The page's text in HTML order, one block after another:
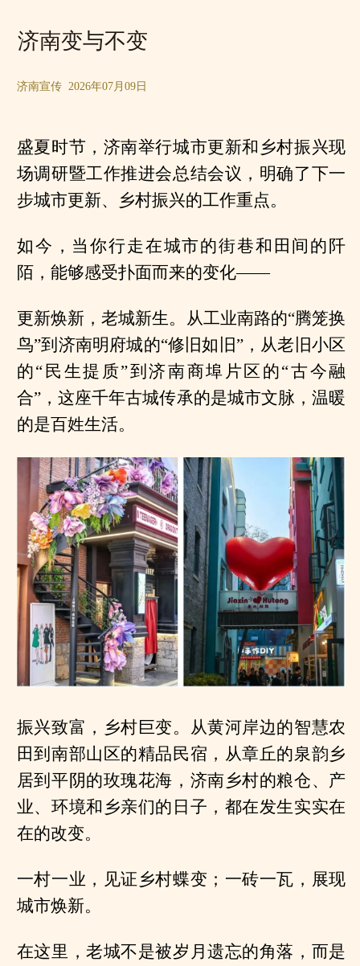
济南变与不变
济南宣传 2026年07月09日
盛夏时节，济南举行城市更新和乡村振兴现
场调研暨工作推进会总结会议，明确了下一
步城市更新、乡村振兴的工作重点。
如今，当你行走在城市的街巷和田间的阡
陌，能够感受扑面而来的变化——
更新焕新，老城新生。从工业南路的“腾笼换
鸟”到济南明府城的“修旧如旧”，从老旧小区
的“民生提质”到济南商埠片区的“古今融
合”，这座千年古城传承的是城市文脉，温暖
的是百姓生活。
振兴致富，乡村巨变。从黄河岸边的智慧农
田到南部山区的精品民宿，从章丘的泉韵乡
居到平阴的玫瑰花海，济南乡村的粮仓、产
业、环境和乡亲们的日子，都在发生实实在
在的改变。
一村一业，见证乡村蝶变；一砖一瓦，展现
城市焕新。
在这里，老城不是被岁月遗忘的角落，而是